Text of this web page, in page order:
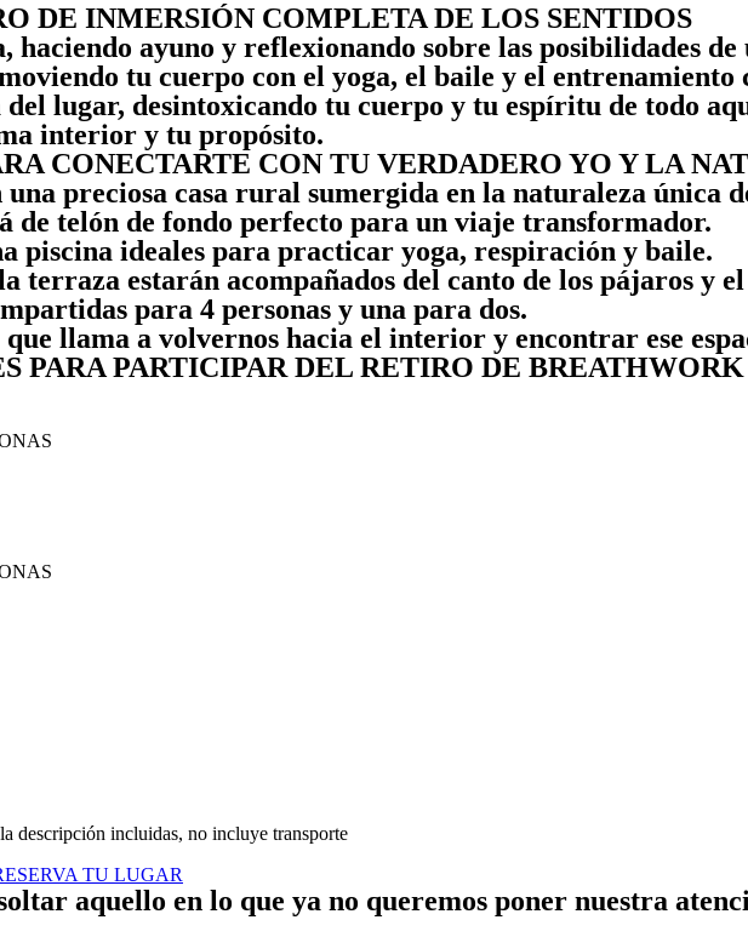
DE INMERSIÓN COMPLETA DE LOS SENTIDOS
haciendo ayuno y reflexionando sobre las posibilidades
tu cuerpo con el yoga, el baile y el entrenamiento
lugar, desintoxicando tu cuerpo y tu espíritu de todo
interior y tu propósito.
CONECTARTE CON TU VERDADERO YO Y LA
preciosa casa rural sumergida en la naturaleza única
de telón de fondo perfecto para un viaje transformador.
piscina ideales para practicar yoga, respiración y baile.
terraza estarán acompañados del canto de los pájaros y
para 4 personas y una para dos.
llama a volvernos hacia el interior y encontrar ese
PARA PARTICIPAR DEL RETIRO DE BREATHWORK
descripción incluidas, no incluye transporte
TU LUGAR
aquello en lo que ya no queremos poner nuestra